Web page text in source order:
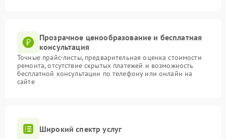
Прозрачное ценообразование и бесплатная
консультация
Точные прайс-листы, предварительная оценка стоимости
ремонта, отсутствие скрытых платежей и возможность
бесплатной консультации по телефону или онлайн на
сайте
Широкий спектр услуг